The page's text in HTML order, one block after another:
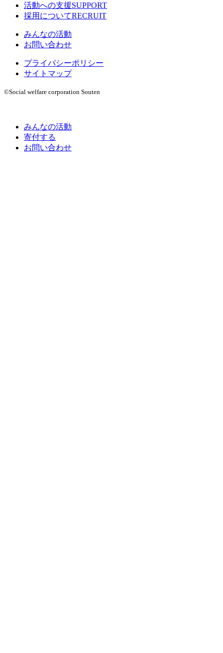
活動への支援SUPPORT
採用についてRECRUIT
みんなの活動
お問い合わせ
プライバシーポリシー
サイトマップ
©Social welfare corporation Souten
みんなの活動
寄付する
お問い合わせ